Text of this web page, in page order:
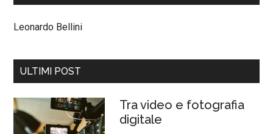
Leonardo Bellini
ULTIMI POST
Tra video e fotografia
digitale